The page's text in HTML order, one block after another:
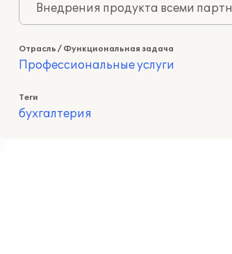
Внедрения продукта всеми
Отрасль / Функциональная задача
Профессиональные услуги
Теги
бухгалтерия